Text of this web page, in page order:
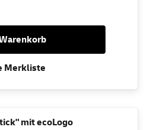
Merkliste
mit ecoLogo